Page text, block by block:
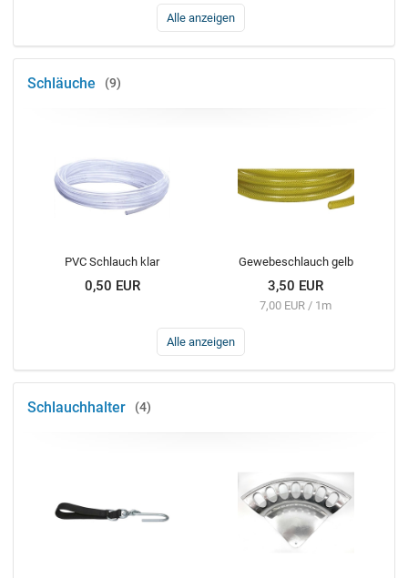
Alle anzeigen
Schläuche 9
PVC Schlauch klar
0,50 EUR
Gewebeschlauch gelb
3,50 EUR
7,00 EUR / 1m
Alle anzeigen
Schlauchhalter 4